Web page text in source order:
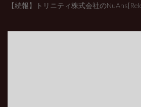
【続報】トリニティ株式会社の